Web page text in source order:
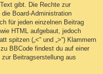
gibt. Die Rechte zur
Board-Administration
für jeden einzelnen Beitrag
HTML aufgebaut, jedoch
spitzen („<“ und „>“) Klammern
BBCode findest du auf einer
Beitragserstellung aus